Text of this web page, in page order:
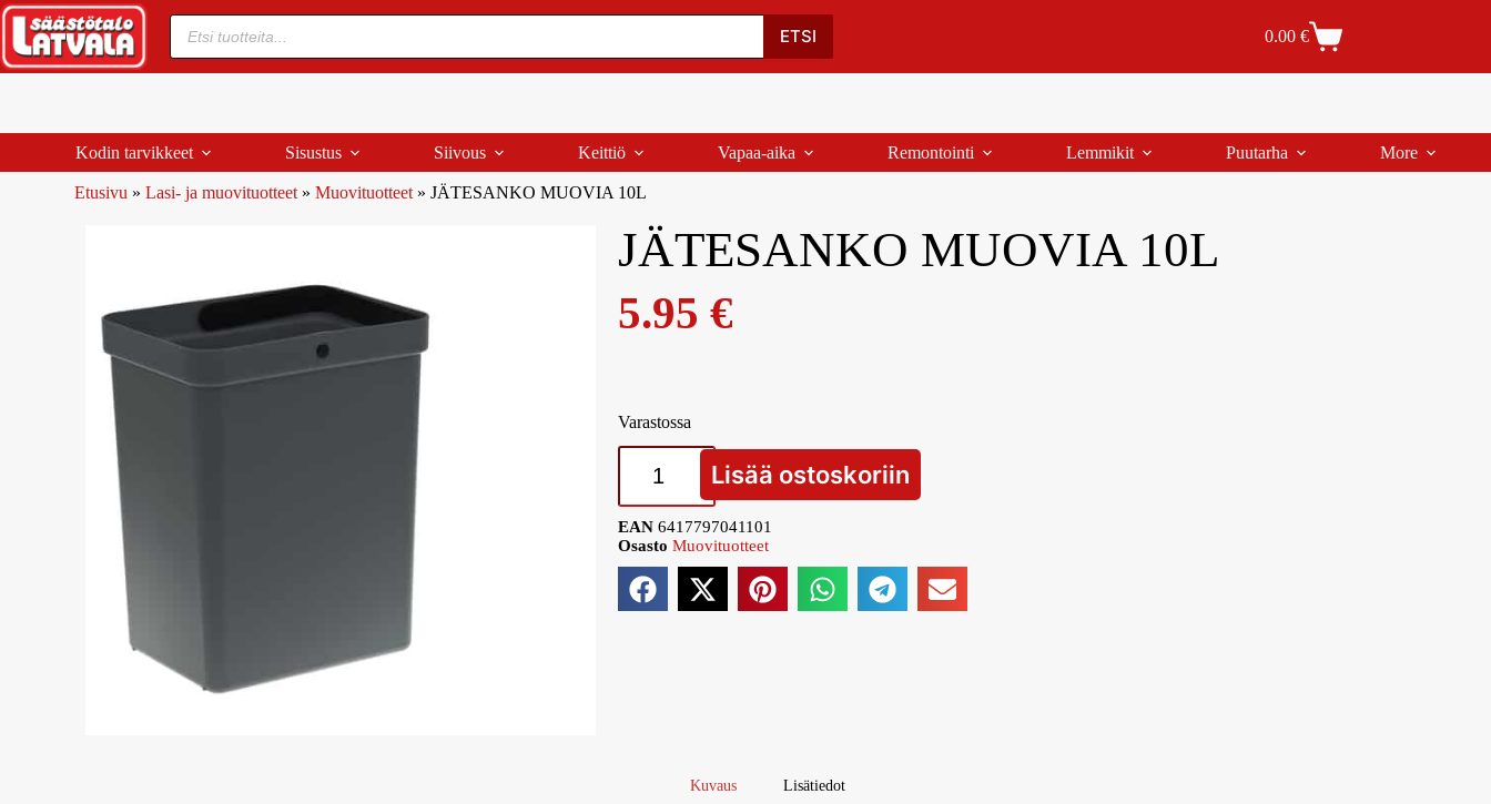
Oma Tili Ostoskori Yhteystiedot Tilauksen peruutus
ETSI 0.00 €
Kodin tarvikkeet Sisustus Siivous Keittiö Vapaa-aika Remontointi Lemmikit Puutarha More
Etusivu » Lasi- ja muovituotteet » Muovituotteet » JÄTESANKO MUOVIA 10L
JÄTESANKO MUOVIA 10L
5.95 €
Varastossa
Lisää ostoskoriin
EAN 6417797041101
Osasto Muovituotteet
Kuvaus Lisätiedot